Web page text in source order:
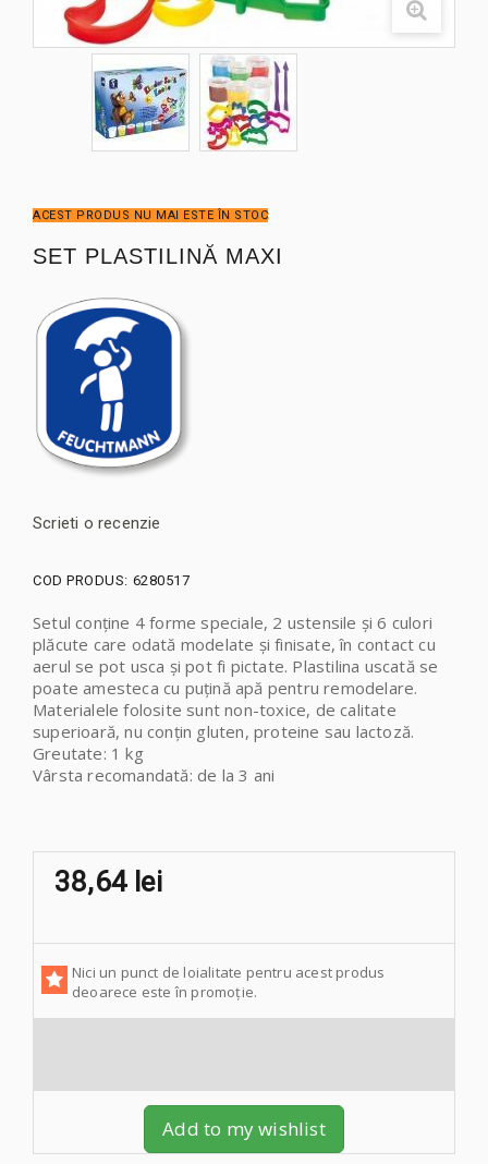
ACEST PRODUS NU MAI ESTE ÎN STOC
SET PLASTILINĂ MAXI
Scrieti o recenzie
COD PRODUS: 6280517
Setul conține 4 forme speciale, 2 ustensile și 6 culori
plăcute care odată modelate și finisate, în contact cu
aerul se pot usca și pot fi pictate. Plastilina uscată se
poate amesteca cu puțină apă pentru remodelare.
Materialele folosite sunt non-toxice, de calitate
superioară, nu conțin gluten, proteine sau lactoză.
Greutate: 1 kg
Vârsta recomandată: de la 3 ani
38,64 lei
Nici un punct de loialitate pentru acest produs
deoarece este în promoție.
Add to my wishlist